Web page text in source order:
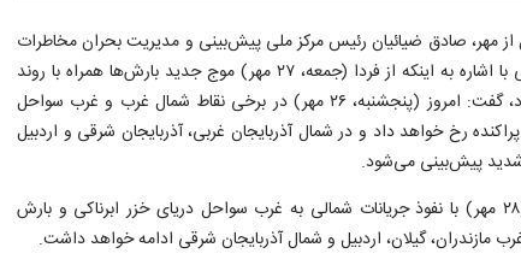
از مهر، صادق ضیائیان رئیس مرکز ملی پیش‌بینی و مدیریت بحران مخاطرات
وضع هوای سازمان هواشناسی با اشاره به اینکه از فردا (جمعه، ۲۷ مهر) موج جدید بارش‌ها همراه با روند
کاهش دما وارد کشور می‌شود، گفت: امروز (پنجشنبه، ۲۶ مهر) در برخی نقاط شمال غرب و غرب سواحل
رخ خواهد داد و در شمال آذربایجان غربی، آذربایجان شرقی و اردبیل
شدید پیش‌بینی می‌شود.
وی افزود: فردا و روز شنبه (۲۸ مهر) با نفوذ جریانات شمالی به غرب سواحل دریای خزر ابرناکی و بارش
مازندران، گیلان، اردبیل و شمال آذربایجان شرقی ادامه خواهد داشت.